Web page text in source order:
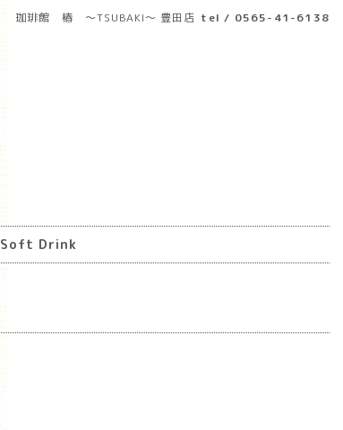
珈琲館 椿 ～TSUBAKI～ 豊田店 tel / 0565-41-6138
Soft Drink